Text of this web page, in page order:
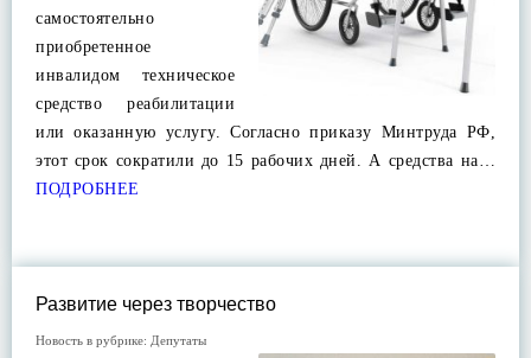
самостоятельно
приобретенное
инвалидом техническое
средство реабилитации
или оказанную услугу. Согласно приказу Минтруда РФ,
этот срок сократили до 15 рабочих дней. А средства на…
ПОДРОБНЕЕ
Развитие через творчество
Новость в рубрике: Депутаты